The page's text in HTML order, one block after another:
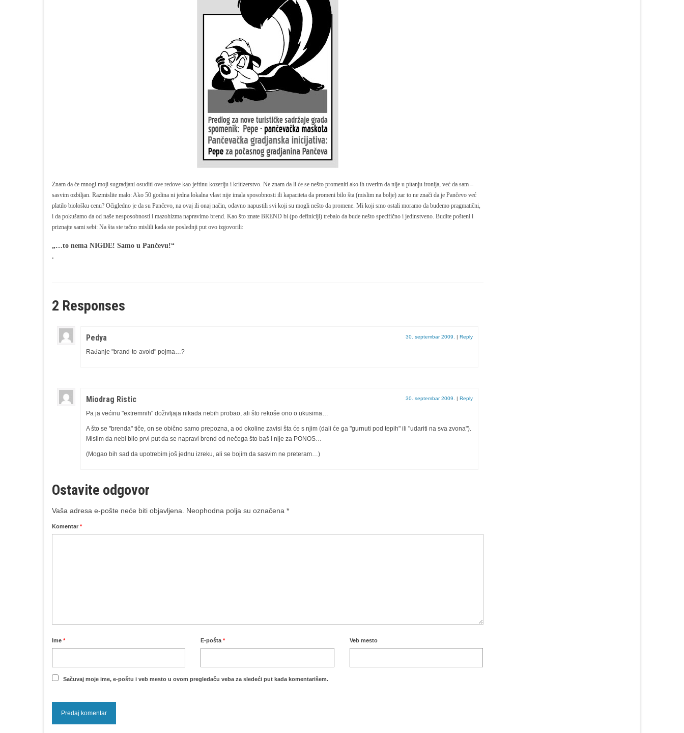
Znam da će mnogi moji sugradjani osuditi ove redove kao jeftinu kozeriju i kritizerstvo. Ne znam da li će se nešto promeniti ako ih uverim da nije u pitanju ironija, već da sam –
sasvim ozbiljan. Razmislite malo: Ako 50 godina ni jedna lokalna vlast nije imala sposobnosti ili kapaciteta da promeni bilo šta (mislim na bolje) zar to ne znači da je Pančevo već
platilo biološku cenu? Očigledno je da su Pančevo, na ovaj ili onaj način, odavno napustili svi koji su mogli nešto da promene. Mi koji smo ostali moramo da budemo pragmatični,
i da pokušamo da od naše nesposobnosti i mazohizma napravimo brend. Kao što znate BREND bi (po definiciji) trebalo da bude nešto specifično i jedinstveno. Budite pošteni i
priznajte sami sebi: Na šta ste tačno mislili kada ste poslednji put ovo izgovorili:
„…to nema NIGDE! Samo u Pančevu!“
.
2 Responses
Pedya 30. septembar 2009. | Reply
Rađanje "brand-to-avoid" pojma…?
Miodrag Ristic 30. septembar 2009. | Reply
Pa ja većinu "extremnih" doživljaja nikada nebih probao, ali što rekoše ono o ukusima…
A što se "brenda" tiče, on se obično samo prepozna, a od okoline zavisi šta će s njim (dali će ga "gurnuti pod tepih" ili "udariti na sva zvona").
Mislim da nebi bilo prvi put da se napravi brend od nečega što baš i nije za PONOS…
(Mogao bih sad da upotrebim još jednu izreku, ali se bojim da sasvim ne preteram…)
Ostavite odgovor
Vaša adresa e-pošte neće biti objavljena. Neophodna polja su označena *
Komentar *
Ime * E-pošta* Veb mesto
Sačuvaj moje ime, e-poštu i veb mesto u ovom pregledaču veba za sledeći put kada komentarišem.